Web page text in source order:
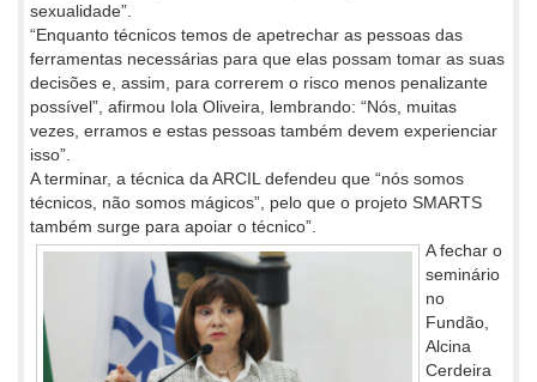
sexualidade”.
“Enquanto técnicos temos de apetrechar as pessoas das
ferramentas necessárias para que elas possam tomar as suas
decisões e, assim, para correrem o risco menos penalizante
possível”, afirmou Iola Oliveira, lembrando: “Nós, muitas
vezes, erramos e estas pessoas também devem experienciar
isso”.
A terminar, a técnica da ARCIL defendeu que “nós somos
técnicos, não somos mágicos”, pelo que o projeto SMARTS
também surge para apoiar o técnico”.
A fechar o
seminário
no
Fundão,
Alcina
Cerdeira